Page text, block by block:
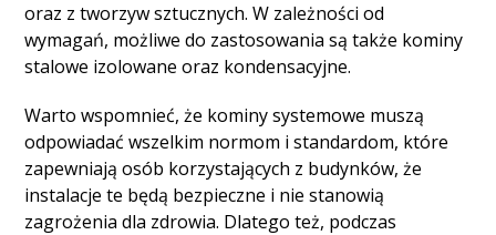
oraz z tworzyw sztucznych. W zależności od
wymagań, możliwe do zastosowania są także kominy
stalowe izolowane oraz kondensacyjne.
Warto wspomnieć, że kominy systemowe muszą
odpowiadać wszelkim normom i standardom, które
zapewniają osób korzystających z budynków, że
instalacje te będą bezpieczne i nie stanowią
zagrożenia dla zdrowia. Dlatego też, podczas